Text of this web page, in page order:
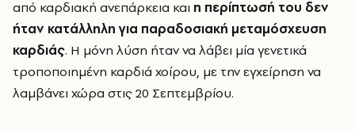
από καρδιακή ανεπάρκεια και η περίπτωσή του δεν
ήταν κατάλληλη για παραδοσιακή μεταμόσχευση
καρδιάς. Η μόνη λύση ήταν να λάβει μία γενετικά
τροποποιημένη καρδιά χοίρου, με την εγχείρηση να
λαμβάνει χώρα στις 20 Σεπτεμβρίου.